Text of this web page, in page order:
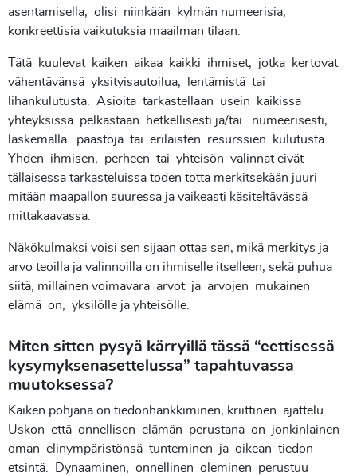
asentamisella, olisi niinkään kylmän numeerisia,
konkreettisia vaikutuksia maailman tilaan.
Tätä kuulevat kaiken aikaa kaikki ihmiset, jotka kertovat
vähentävänsä yksityisautoilua, lentämistä tai
lihankulutusta. Asioita tarkastellaan usein kaikissa
yhteyksissä pelkästään hetkellisesti ja/tai numeerisesti,
laskemalla päästöjä tai erilaisten resurssien kulutusta.
Yhden ihmisen, perheen tai yhteisön valinnat eivät
tällaisessa tarkasteluissa toden totta merkitsekään juuri
mitään maapallon suuressa ja vaikeasti käsiteltävässä
mittakaavassa.
Näkökulmaksi voisi sen sijaan ottaa sen, mikä merkitys ja
arvo teoilla ja valinnoilla on ihmiselle itselleen, sekä puhua
siitä, millainen voimavara arvot ja arvojen mukainen
elämä on, yksilölle ja yhteisölle.
Miten sitten pysyä kärryillä tässä “eettisessä
kysymyksenasettelussa” tapahtuvassa
muutoksessa?
Kaiken pohjana on tiedonhankkiminen, kriittinen ajattelu.
Uskon että onnellisen elämän perustana on jonkinlainen
oman elinympäristönsä tunteminen ja oikean tiedon
etsintä. Dynaaminen, onnellinen oleminen perustuu